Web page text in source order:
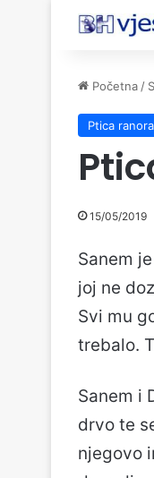
Početna /
Ptica
15/05/2019
Sanem
joj ne
Svi mu
trebalo.
Sanem i
drvo te
njegovo